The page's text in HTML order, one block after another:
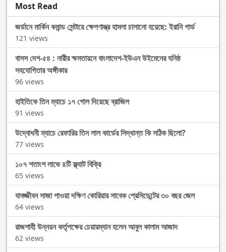
Most Read
জর্ডানে মার্কিন কমান্ড সেন্টারে ক্ষেপণাস্ত্র হামলা চালানো হয়েছে: ইরানি গার্ড
121 views
বাসস দেশ-৫৪ : নারীর ক্ষমতায়নে বাংলাদেশ-ইউএন উইমেনের ঘনিষ্ঠ
সহযোগিতার অঙ্গীকার
96 views
হাইতিকে তিন ম্যাচে ১৭ গোল দিয়েছে ব্রাজিল
91 views
উদ্বোধনী ম্যাচে রেফারির তিন লাল কার্ডের সিদ্ধান্ত কি সঠিক ছিলো?
77 views
১০৭ শতাংশ লাভে ৪টি ফ্ল্যাট বিক্রি
65 views
যাবজ্জীবন সাজা পাওয়া দক্ষিণ কোরিয়ার সাবেক প্রেসিডেন্টের ৩০ বছর জেল
64 views
রাজশাহী উন্নয়ন কর্তৃপক্ষের চেয়ারম্যান হলেন আবুল কালাম আজাদ
62 views